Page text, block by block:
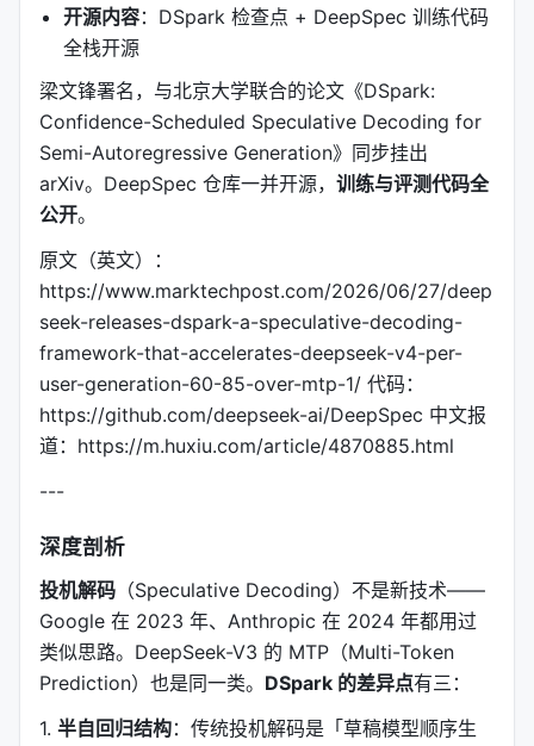
开源内容：DSpark 检查点 + DeepSpec 训练代码
全栈开源
梁文锋署名，与北京大学联合的论文《DSpark:
Confidence-Scheduled Speculative Decoding for
Semi-Autoregressive Generation》同步挂出
arXiv。DeepSpec 仓库一并开源， 训练与评测代码全
公开。
原文（英文）：
https://www.marktechpost.com/2026/06/27/deep
seek-releases-dspark-a-speculative-decoding-
framework-that-accelerates-deepseek-v4-per-
user-generation-60-85-over-mtp-1/ 代码：
https://github.com/deepseek-ai/DeepSpec 中文报
道：https://m.huxiu.com/article/4870885.html
---
深度剖析
投机解码 （Speculative Decoding）不是新技术——
Google 在 2023 年、Anthropic 在 2024 年都用过
类似思路。DeepSeek-V3 的 MTP（Multi-Token
Prediction）也是同一类。 DSpark 的差异点有三：
1. 半自回归结构：传统投机解码是「草稿模型顺序生